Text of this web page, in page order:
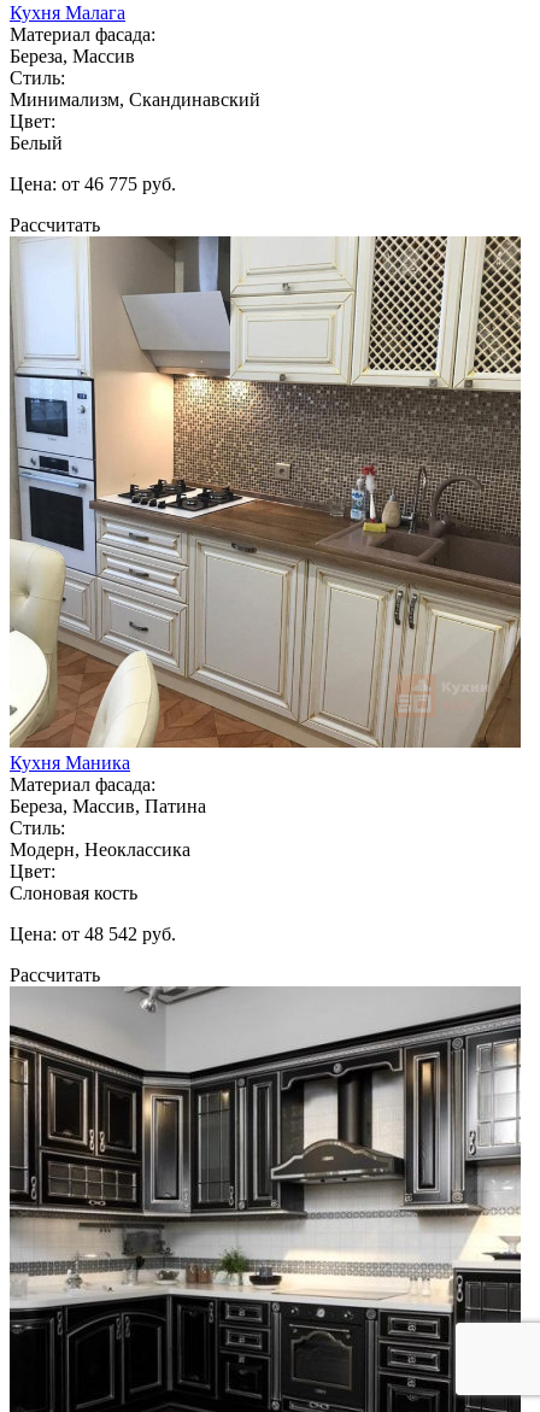
Кухня Малага
Материал фасада:
Береза, Массив
Стиль:
Минимализм, Скандинавский
Цвет:
Белый
Цена: от 46 775 руб.
Рассчитать
Кухня Маника
Материал фасада:
Береза, Массив, Патина
Стиль:
Модерн, Неоклассика
Цвет:
Слоновая кость
Цена: от 48 542 руб.
Рассчитать